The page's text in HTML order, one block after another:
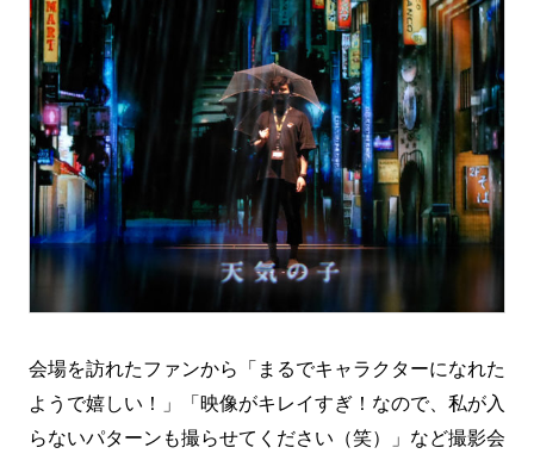
会場を訪れたファンから「まるでキャラクターになれた
ようで嬉しい！」「映像がキレイすぎ！なので、私が入
らないパターンも撮らせてください（笑）」など撮影会